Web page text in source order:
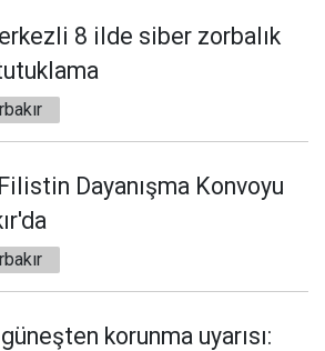
8 ilde siber zorbalık
Dayanışma Konvoyu
korunma uyarısı: